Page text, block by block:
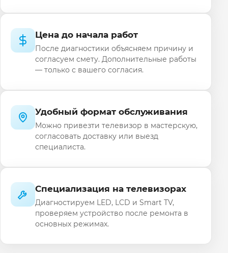
Цена до начала работ
После диагностики объясняем причину и
согласуем смету. Дополнительные работы
— только с вашего согласия.
Удобный формат обслуживания
Можно привезти телевизор в мастерскую,
согласовать доставку или выезд
специалиста.
Специализация на телевизорах
Диагностируем LED, LCD и Smart TV,
проверяем устройство после ремонта в
основных режимах.